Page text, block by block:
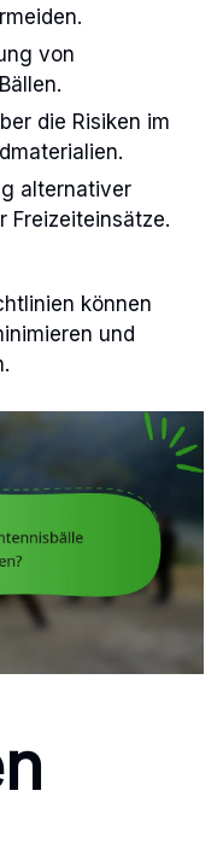
von
die Risiken im
alternativer
Freizeiteinsätze.
können
und